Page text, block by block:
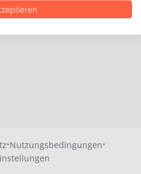
·Nutzungsbedingungen·